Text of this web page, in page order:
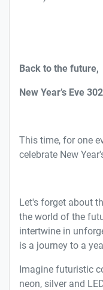
Back to the future,
New Year’s Eve
This time, for one
celebrate New
Let's forget about
the world of the
intertwine in
is a journey to a
Imagine futuristic
neon, silver and